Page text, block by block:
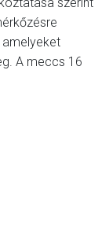
szerint
A meccs 16